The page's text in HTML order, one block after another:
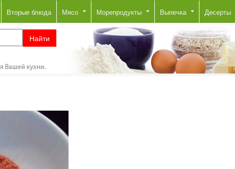
Вторые блюда Мясо Морепродукты Выпечка Десерты